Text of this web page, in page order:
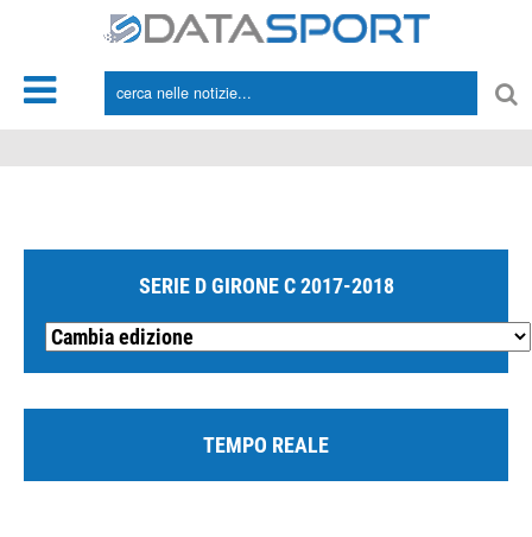
SERIE D GIRONE C 2017-2018
TEMPO REALE